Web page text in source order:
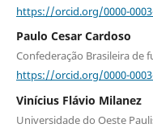
https://orcid.org/0000-
Paulo Cesar Cardoso
Confederação Brasileira de
https://orcid.org/0000-
Vinícius Flávio Milanez
Universidade do Oeste